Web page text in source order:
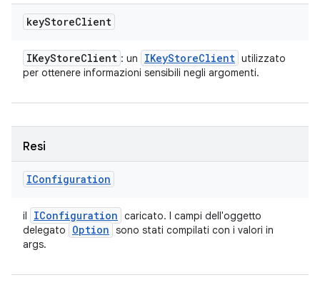
keyStoreClient
IKeyStoreClient : un IKeyStoreClient utilizzato
per ottenere informazioni sensibili negli argomenti.
Resi
IConfiguration
il IConfiguration caricato. I campi dell'oggetto
delegato
Option sono stati compilati con i valori in
args.